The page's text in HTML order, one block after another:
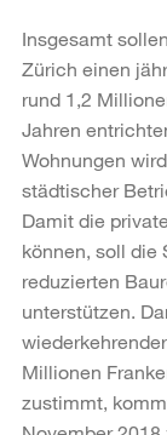
Insgesamt
Zürich einen
rund 1,2
Jahren
Wohnungen
städtischer
Damit die
können, soll die
reduzierten
unterstützen.
Millionen
zustimmt,